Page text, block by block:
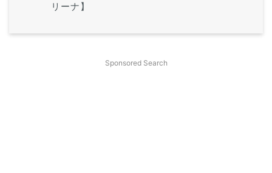
リーナ】
Sponsored Search